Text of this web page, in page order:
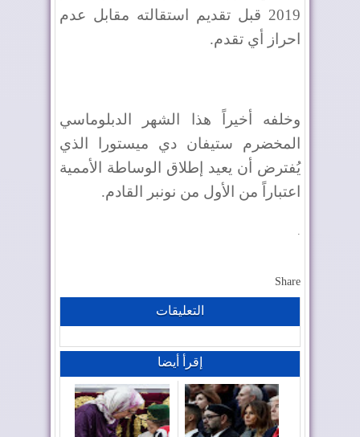
2019 قبل تقديم استقالته مقابل عدم
احراز أي تقدم.
وخلفه أخيراً هذا الشهر الدبلوماسي
المخضرم ستيفان دي ميستورا الذي
يُفترض أن يعيد إطلاق الوساطة الأممية
اعتباراً من الأول من نونبر القادم.
Share
التعليقات
إقرأ أيضا